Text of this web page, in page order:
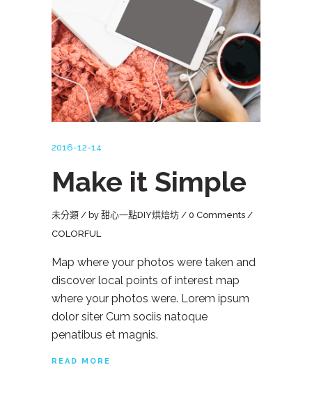
2016-12-14
Make it Simple
未分類 by 甜心一點DIY烘焙坊
0 Comments
COLORFUL
Map where your photos were taken and
discover local points of interest map
where your photos were. Lorem ipsum
dolor siter Cum sociis natoque
penatibus et magnis.
READ MORE